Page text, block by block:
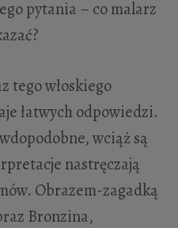
pytania – co malarz
tego włoskiego
łatwych odpowiedzi.
wciąż są
nastręczają
Obrazem-zagadką
Bronzina,